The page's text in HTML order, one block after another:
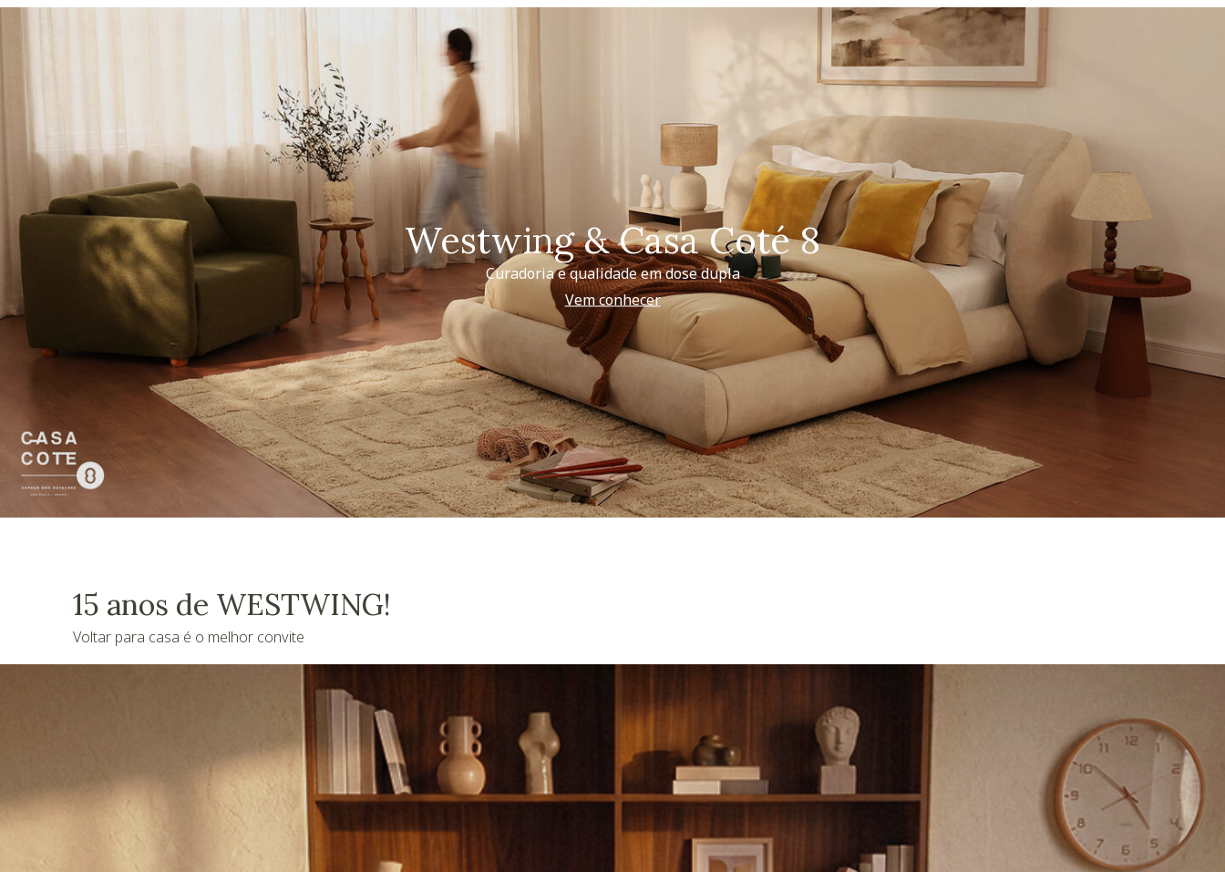
Westwing & Casa Coté 8
Curadoria e qualidade em dose dupla
Vem conhecer
15 anos de WESTWING!
Voltar para casa é o melhor convite